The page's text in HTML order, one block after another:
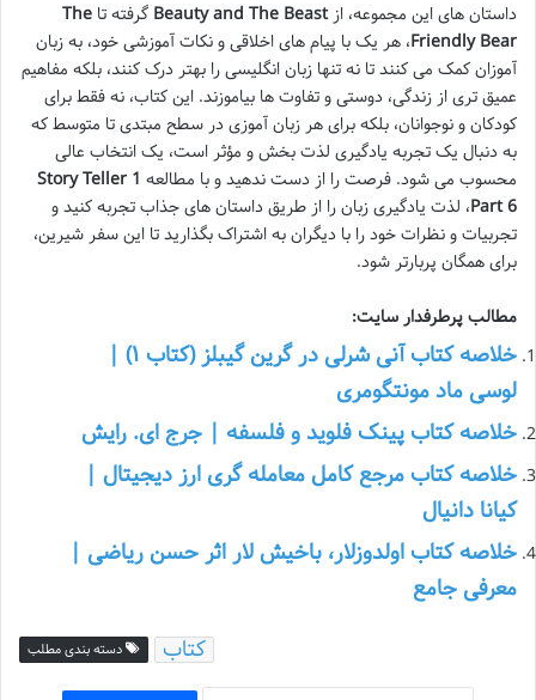
داستان های این مجموعه، ازBeauty and The Beast گرفته تا The
Friendly Bear، هر یک با پیام های اخلاقی و نکات آموزشی خود، به زبان
آموزان کمک می کنند تا نه تنها زبان انگلیسی را بهتر درک کنند، بلکه مفاهیم
عمیق تری از زندگی، دوستی و تفاوت ها بیاموزند. این کتاب، نه فقط برای
کودکان و نوجوانان، بلکه برای هر زبان آموزی در سطح مبتدی تا متوسط که
به دنبال یک تجربه یادگیری لذت بخش و مؤثر است، یک انتخاب عالی
محسوب می شود. فرصت را از دست ندهید و با مطالعه Story Teller 1
Part 6، لذت یادگیری زبان را از طریق داستان های جذاب تجربه کنید و
تجربیات و نظرات خود را با دیگران به اشتراک بگذارید تا این سفر شیرین،
برای همگان پربارتر شود.
مطالب پرطرفدار سایت:
خلاصه کتاب آنی شرلی در گرین گیبلز (کتاب ۱) |
لوسی ماد مونتگومری
خلاصه کتاب پینک فلوید و فلسفه | جرج ای. رایش
خلاصه کتاب مرجع کامل معامله گری ارز دیجیتال |
کیانا دانیال
خلاصه کتاب اولدوزلار، باخیش لار اثر حسن ریاضی |
معرفی جامع
دسته بندی مطلب کتاب